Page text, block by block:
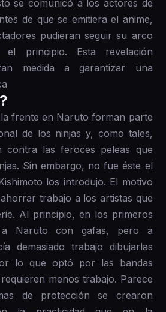
se comunicó a los actores de
de que se emitiera el anime,
pudieran seguir su arco
el principio. Esta revelación
medida a garantizar una
frente en Naruto forman parte
de los ninjas y, como tales,
contra las feroces peleas que
Sin embargo, no fue éste el
los introdujo. El motivo
trabajo a los artistas que
Al principio, en los primeros
Naruto con gafas, pero a
demasiado trabajo dibujarlas
lo que optó por las bandas
menos trabajo. Parece
de protección se crearon